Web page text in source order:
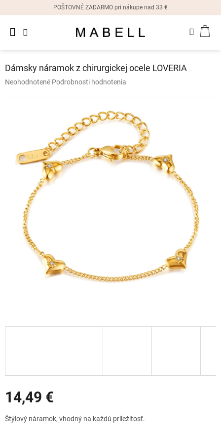
POŠTOVNÉ ZADARMO pri nákupe nad 33 €
Dámske
náušnice
náhrdelníky
Ostatné
Zľavy
Dámsky náramok z chirurgickej ocele LOVERIA
Priemerné
Neohodnotené Podrobnosti hodnotenia
14,49 €
Jednotková
cena:
Štýlový náramok, vhodný na každú príležitosť.